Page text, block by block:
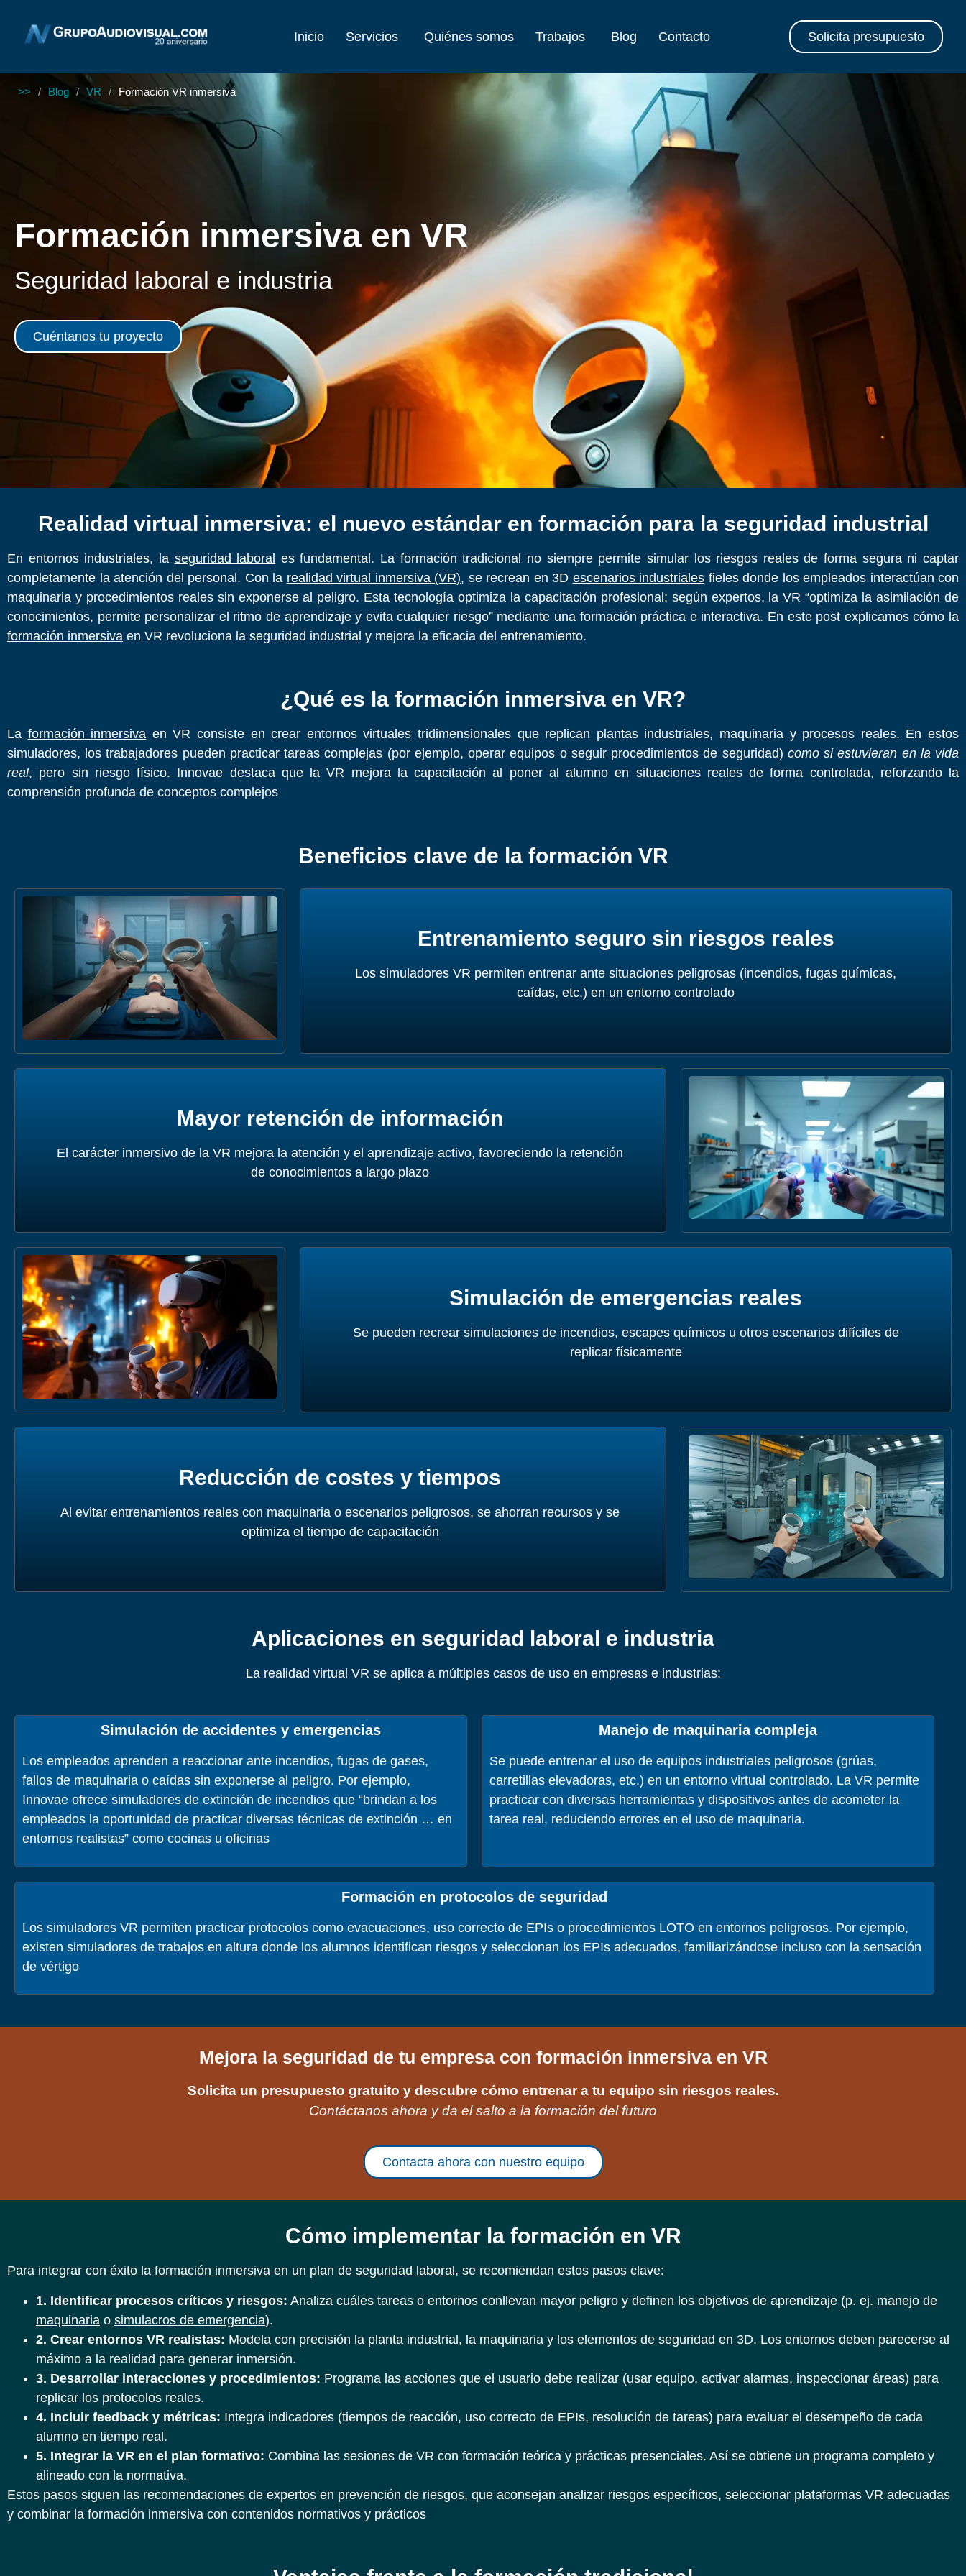
Inicio Servicios Quiénes somos Trabajos Blog Contacto Solicita presupuesto
>> / Blog / VR / Formación VR inmersiva
Formación inmersiva en VR
Seguridad laboral e industria
Cuéntanos tu proyecto
Realidad virtual inmersiva: el nuevo estándar en formación para la seguridad industrial
En entornos industriales, la seguridad laboral es fundamental. La formación tradicional no siempre permite simular los riesgos reales de forma segura ni captar
completamente la atención del personal. Con la realidad virtual inmersiva (VR), se recrean en 3D escenarios industriales fieles donde los empleados interactúan con
maquinaria y procedimientos reales sin exponerse al peligro. Esta tecnología optimiza la capacitación profesional: según expertos, la VR “optimiza la asimilación de
conocimientos, permite personalizar el ritmo de aprendizaje y evita cualquier riesgo” mediante una formación práctica e interactiva. En este post explicamos cómo la
formación inmersiva en VR revoluciona la seguridad industrial y mejora la eficacia del entrenamiento.
¿Qué es la formación inmersiva en VR?
La formación inmersiva en VR consiste en crear entornos virtuales tridimensionales que replican plantas industriales, maquinaria y procesos reales. En estos
simuladores, los trabajadores pueden practicar tareas complejas (por ejemplo, operar equipos o seguir procedimientos de seguridad) como si estuvieran en la vida
real, pero sin riesgo físico. Innovae destaca que la VR mejora la capacitación al poner al alumno en situaciones reales de forma controlada, reforzando la
comprensión profunda de conceptos complejos
Beneficios clave de la formación VR
Entrenamiento seguro sin riesgos reales
Los simuladores VR permiten entrenar ante situaciones peligrosas (incendios, fugas químicas,
caídas, etc.) en un entorno controlado
Mayor retención de información
El carácter inmersivo de la VR mejora la atención y el aprendizaje activo, favoreciendo la retención
de conocimientos a largo plazo
Simulación de emergencias reales
Se pueden recrear simulaciones de incendios, escapes químicos u otros escenarios difíciles de
replicar físicamente
Reducción de costes y tiempos
Al evitar entrenamientos reales con maquinaria o escenarios peligrosos, se ahorran recursos y se
optimiza el tiempo de capacitación
Aplicaciones en seguridad laboral e industria
La realidad virtual VR se aplica a múltiples casos de uso en empresas e industrias:
Simulación de accidentes y emergencias
Los empleados aprenden a reaccionar ante incendios, fugas de gases,
fallos de maquinaria o caídas sin exponerse al peligro. Por ejemplo,
Innovae ofrece simuladores de extinción de incendios que “brindan a los
empleados la oportunidad de practicar diversas técnicas de extinción … en
entornos realistas” como cocinas u oficinas
Manejo de maquinaria compleja
Se puede entrenar el uso de equipos industriales peligrosos (grúas,
carretillas elevadoras, etc.) en un entorno virtual controlado. La VR permite
practicar con diversas herramientas y dispositivos antes de acometer la
tarea real, reduciendo errores en el uso de maquinaria.
Formación en protocolos de seguridad
Los simuladores VR permiten practicar protocolos como evacuaciones, uso correcto de EPIs o procedimientos LOTO en entornos peligrosos. Por ejemplo,
existen simuladores de trabajos en altura donde los alumnos identifican riesgos y seleccionan los EPIs adecuados, familiarizándose incluso con la sensación
de vértigo
Mejora la seguridad de tu empresa con formación inmersiva en VR
Solicita un presupuesto gratuito y descubre cómo entrenar a tu equipo sin riesgos reales.
Contáctanos ahora y da el salto a la formación del futuro
Contacta ahora con nuestro equipo
Cómo implementar la formación en VR
Para integrar con éxito la formación inmersiva en un plan de seguridad laboral , se recomiendan estos pasos clave:
1. Identificar procesos críticos y riesgos: Analiza cuáles tareas o entornos conllevan mayor peligro y definen los objetivos de aprendizaje (p. ej. manejo de
maquinaria o simulacros de emergencia).
2. Crear entornos VR realistas: Modela con precisión la planta industrial, la maquinaria y los elementos de seguridad en 3D. Los entornos deben parecerse al
máximo a la realidad para generar inmersión.
3. Desarrollar interacciones y procedimientos: Programa las acciones que el usuario debe realizar (usar equipo, activar alarmas, inspeccionar áreas) para
replicar los protocolos reales.
4. Incluir feedback y métricas: Integra indicadores (tiempos de reacción, uso correcto de EPIs, resolución de tareas) para evaluar el desempeño de cada
alumno en tiempo real.
5. Integrar la VR en el plan formativo: Combina las sesiones de VR con formación teórica y prácticas presenciales. Así se obtiene un programa completo y
alineado con la normativa.
Estos pasos siguen las recomendaciones de expertos en prevención de riesgos, que aconsejan analizar riesgos específicos, seleccionar plataformas VR adecuadas
y combinar la formación inmersiva con contenidos normativos y prácticos